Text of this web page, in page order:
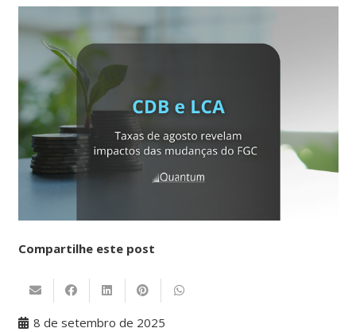
Compartilhe este post
8 de setembro de 2025